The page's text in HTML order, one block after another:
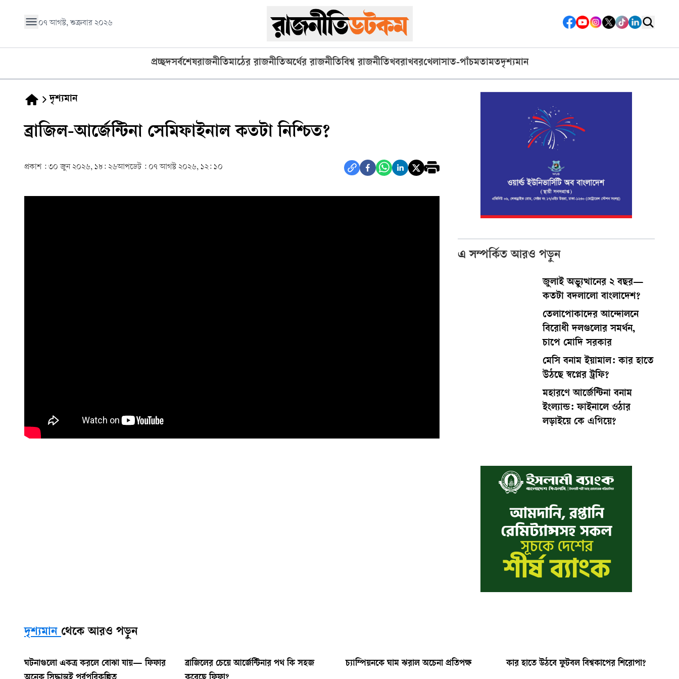
০৭ আগস্ট, শুক্রবার ২০২৬
প্রচ্ছদসর্বশেষরাজনীতিমাঠের রাজনীতিঅর্থের রাজনীতিবিশ্ব রাজনীতিখবরাখবরখেলাসাত-পাঁচমতামতদৃশ্যমান
দৃশ্যমান
ব্রাজিল-আর্জেন্টিনা সেমিফাইনাল কতটা নিশ্চিত?
প্রকাশ : ৩০ জুন ২০২৬, ১৮: ২৬আপডেট : ০৭ আগস্ট ২০২৬, ১২: ১০
এ সম্পর্কিত আরও পড়ুন
জুলাই অভ্যুত্থানের ২ বছর—
কতটা বদলালো বাংলাদেশ?
তেলাপোকাদের আন্দোলনে
বিরোধী দলগুলোর সমর্থন,
চাপে মোদি সরকার
মেসি বনাম ইয়ামাল: কার হাতে
উঠছে স্বপ্নের ট্রফি?
মহারণে আর্জেন্টিনা বনাম
ইংল্যান্ড: ফাইনালে ওঠার
লড়াইয়ে কে এগিয়ে?
দৃশ্যমান থেকে আরও পড়ুন
ঘটনাগুলো একত্র করলে বোঝা যায়— ফিফার
ব্রাজিলের চেয়ে আর্জেন্টিনার পথ কি সহজ
চ্যাম্পিয়নকে ঘাম ঝরাল অচেনা প্রতিপক্ষ কার হাতে উঠবে ফুটবল বিশ্বকাপের শিরোপা?